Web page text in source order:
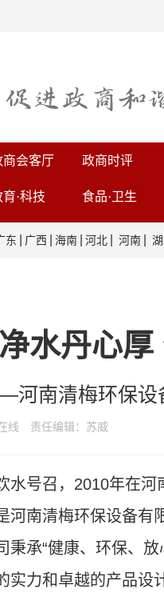
商会客厅 政商时评
育·科技 食品·卫生
东 广西 海南 河北 河南
水丹心
南清梅环保设
线 责任编辑：苏威
号召，2010年在河
河南清梅环保设备
秉承“健康、环保、
实力和卓越的产品